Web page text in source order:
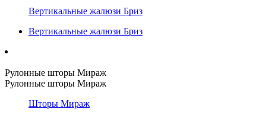
Вертикальные жалюзи Бриз
Вертикальные жалюзи Бриз
Рулонные шторы Мираж
Рулонные шторы Мираж
Шторы Мираж